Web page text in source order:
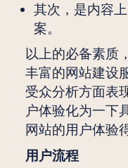
其次，是内容
案。
以上的必备素质
丰富的网站建设
受众分析方面表
户体验化为一下
网站的用户体验
用户流程